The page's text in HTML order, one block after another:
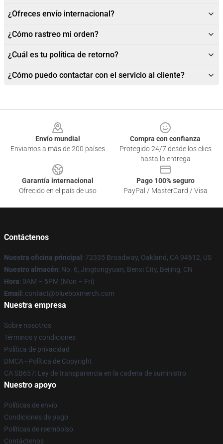
¿Ofreces envío internacional?
¿Cómo rastreo mi orden?
¿Cuál es tu política de retorno?
¿Cómo puedo contactar con el servicio al cliente?
Envío mundial
Enviamos a más de 200 países
Compra con confianza
Protegido 24/7 desde los clics
hasta la entrega
Garantía internacional
Ofrecido en el país de uso
Pago 100% seguro
PayPal / MasterCard / Visa
Contáctenos
Nuestra oficina principal : 72335 Broadway, Oakland, CA 94612, US
Nuestro almacén: No. 6, Jingtongyuan, Benxi City, Beijing, CN
Hora: 9AM – 5PM (Mon – Fri)
Email : contact@blueboxmerch.com
Nuestra empresa
Sobre nosotros
Términos y condiciones
Política de privacidad
DMCA - Política de Copyright
CA SB657: Ley de transparencia en la cadena de suministro
Nuestro apoyo
Políticas de envío
Condiciones de pago
Políticas de reembolso
Contáctenos